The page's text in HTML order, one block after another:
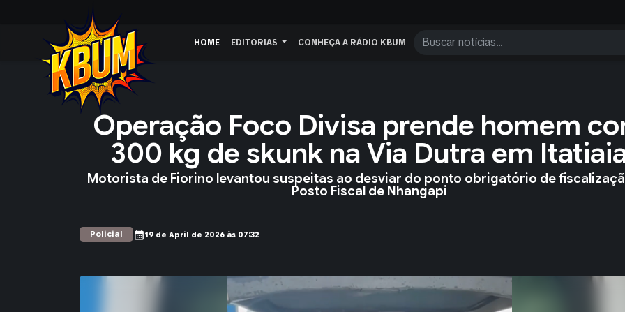
HOME EDITORIAS CONHEÇA A RÁDIO KBUM
Operação Foco Divisa prende homem
300 kg de skunk na Via Dutra em
Motorista de Fiorino levantou suspeitas ao desviar do ponto obrigatório de
Posto Fiscal de Nhangapi
Policial calendar_month19 de April de 2026 às 07:32